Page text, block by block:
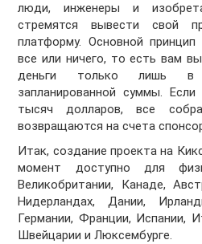
люди, инженеры и
стремятся вывести свой
платформу. Основной
все или ничего, то есть вам
деньги только лишь в
запланированной суммы.
тысяч долларов, все
возвращаются на счета
Итак, создание проекта на
момент доступно для
Великобритании, Канаде,
Нидерландах, Дании,
Германии, Франции, Испании,
Швейцарии и Люксембурге.